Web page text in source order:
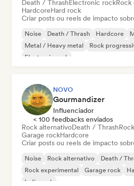
Death / ThrashElectronic rockRock
HardcoreHard rock
Criar posts ou reels de impacto
Noise Death / Thrash Hardcore
Metal / Heavy metal
Rock
Electronic rock
NOVO
Gourmandizer
Influenciador
< 100 feedbacks enviados
Rock alternativoDeath / Thrash
Garage rockHardcore
Criar posts ou reels de impacto
Noise Rock alternativo
Death /
Rock experimental
Garage rock
Indie rock